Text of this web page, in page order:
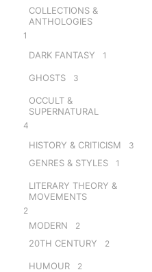
COLLECTIONS &
ANTHOLOGIES
1
DARK FANTASY 1
GHOSTS 3
OCCULT &
SUPERNATURAL
4
HISTORY & CRITICISM 3
GENRES & STYLES 1
LITERARY THEORY &
MOVEMENTS
2
MODERN 2
20TH CENTURY 2
HUMOUR 2